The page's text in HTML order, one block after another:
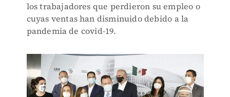
los trabajadores que perdieron su empleo o
cuyas ventas han disminuido debido a la
pandemia de covid-19.